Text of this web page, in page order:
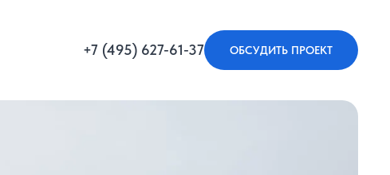
+7 (495) 627-61-37 ОБСУДИТЬ ПРОЕКТ